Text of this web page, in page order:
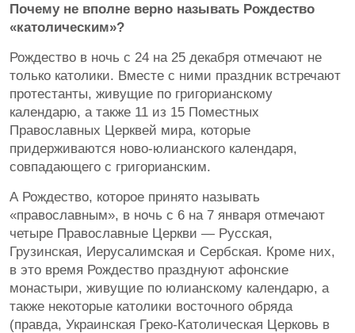
Почему не вполне верно называть Рождество
«католическим»?
Рождество в ночь с 24 на 25 декабря отмечают не
только католики. Вместе с ними праздник встречают
протестанты, живущие по григорианскому
календарю, а также 11 из 15 Поместных
Православных Церквей мира, которые
придерживаются ново-юлианского календаря,
совпадающего с григорианским.
А Рождество, которое принято называть
«православным», в ночь с 6 на 7 января отмечают
четыре Православные Церкви — Русская,
Грузинская, Иерусалимская и Сербская. Кроме них,
в это время Рождество празднуют афонские
монастыри, живущие по юлианскому календарю, а
также некоторые католики восточного обряда
(правда, Украинская Греко-Католическая Церковь в